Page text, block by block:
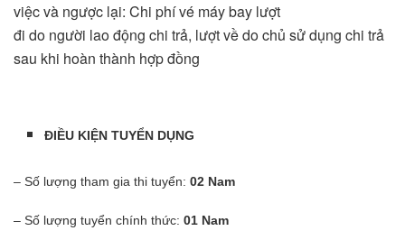
việc và ngược lại: Chi phí vé máy bay lượt
đi do người lao động chi trả, lượt về do chủ sử dụng chi trả
sau khi hoàn thành hợp đồng
ĐIỀU KIỆN TUYỂN DỤNG
– Số lượng tham gia thi tuyển: 02 Nam
– Số lượng tuyển chính thức: 01 Nam